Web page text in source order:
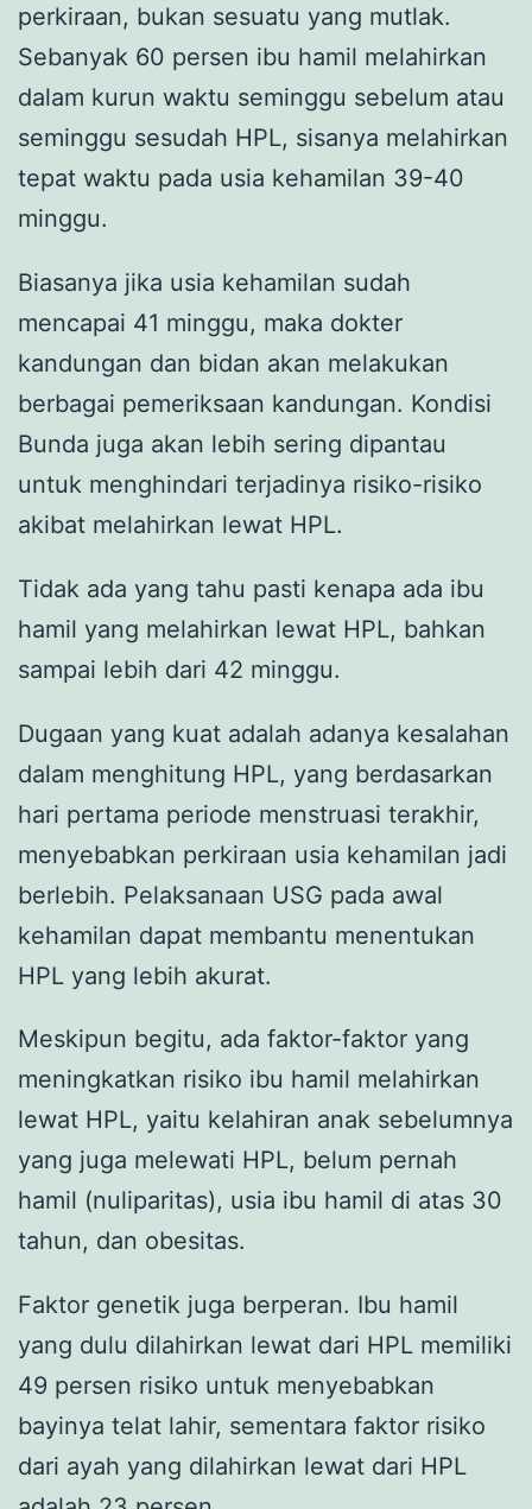
perkiraan, bukan sesuatu yang mutlak.
Sebanyak 60 persen ibu hamil melahirkan
dalam kurun waktu seminggu sebelum atau
seminggu sesudah HPL, sisanya melahirkan
tepat waktu pada usia kehamilan 39-40
minggu.
Biasanya jika usia kehamilan sudah
mencapai 41 minggu, maka dokter
kandungan dan bidan akan melakukan
berbagai pemeriksaan kandungan. Kondisi
Bunda juga akan lebih sering dipantau
untuk menghindari terjadinya risiko-risiko
akibat melahirkan lewat HPL.
Tidak ada yang tahu pasti kenapa ada ibu
hamil yang melahirkan lewat HPL, bahkan
sampai lebih dari 42 minggu.
Dugaan yang kuat adalah adanya kesalahan
dalam menghitung HPL, yang berdasarkan
hari pertama periode menstruasi terakhir,
menyebabkan perkiraan usia kehamilan jadi
berlebih. Pelaksanaan USG pada awal
kehamilan dapat membantu menentukan
HPL yang lebih akurat.
Meskipun begitu, ada faktor-faktor yang
meningkatkan risiko ibu hamil melahirkan
lewat HPL, yaitu kelahiran anak sebelumnya
yang juga melewati HPL, belum pernah
hamil (nuliparitas), usia ibu hamil di atas 30
tahun, dan obesitas.
Faktor genetik juga berperan. Ibu hamil
yang dulu dilahirkan lewat dari HPL memiliki
49 persen risiko untuk menyebabkan
bayinya telat lahir, sementara faktor risiko
dari ayah yang dilahirkan lewat dari HPL